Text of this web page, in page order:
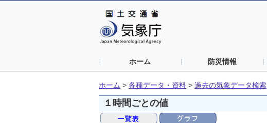
ホーム 防災情報
ホーム > 各種データ・資料 > 過去の気象データ検索
１時間ごとの値